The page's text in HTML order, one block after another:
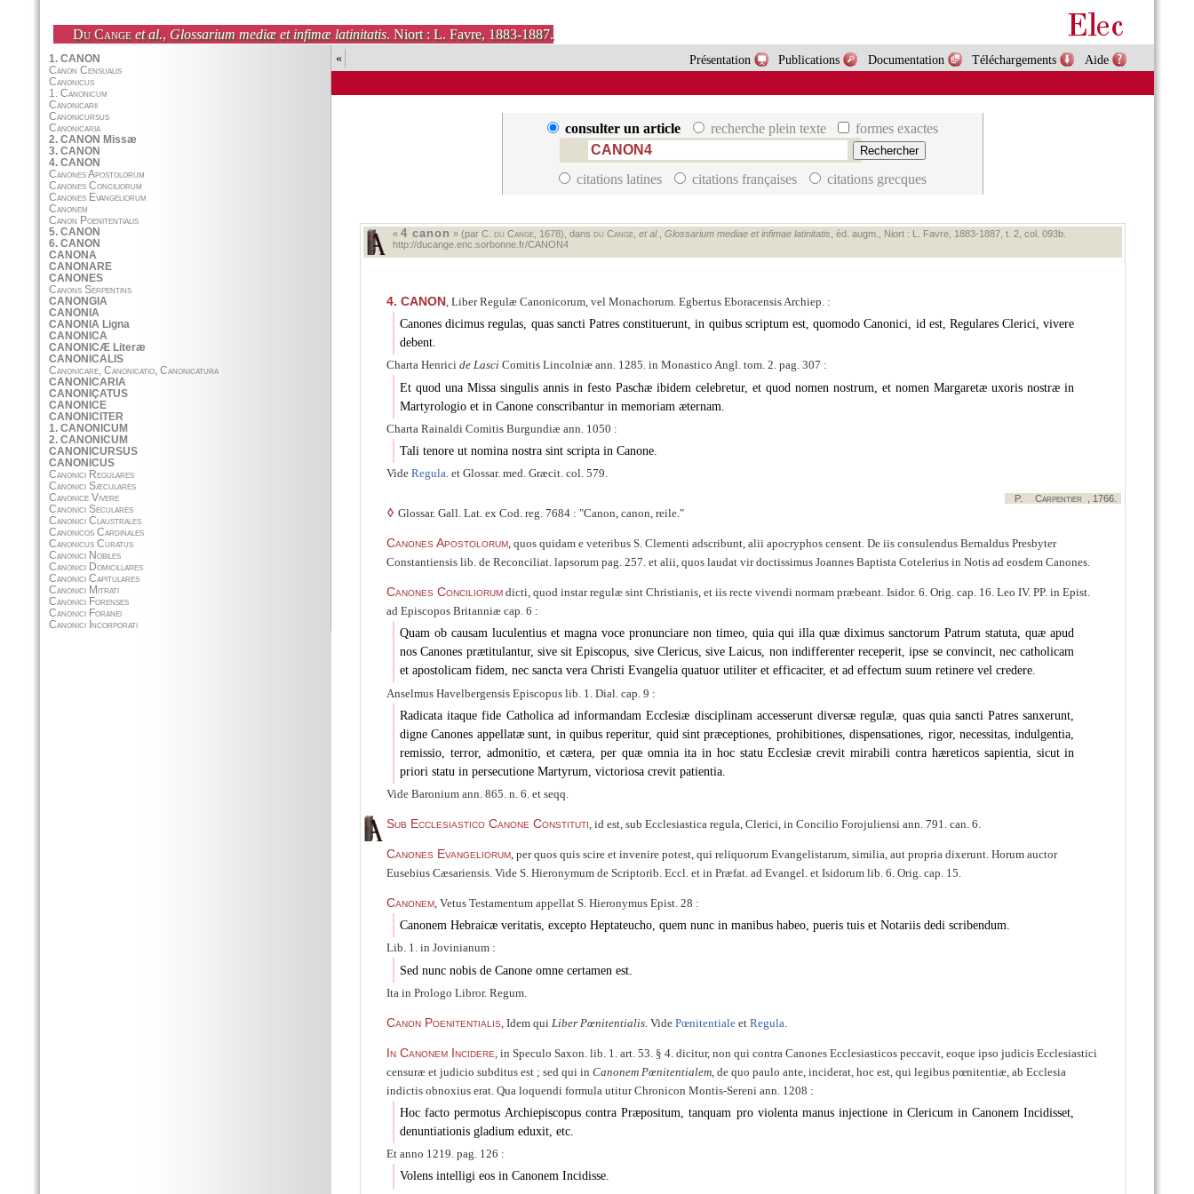
Du Cange et al., Glossarium mediæ et infimæ latinitatis. Niort : L. Favre, 1883-1887.
« Aide
Téléchargements
Documentation
Publications
Présentation
consulter un article recherche plein texte formes exactes
citations latines citations françaises citations grecques
« 4 canon » (par C. du Cange, 1678), dans du Cange, et al. Glossarium mediae et infimae latinitatis , éd. augm., Niort : L. Favre, 1883‑1887, t. 2, col. 093b.
http://ducange.enc.sorbonne.fr/CANON4
4. CANON, Liber Regulæ Canonicorum, vel Monachorum. Egbertus Eboracensis Archiep. :
Canones dicimus regulas, quas sancti Patres constituerunt, in quibus scriptum est, quomodo Canonici, id est, Regulares Clerici, vivere
debent.
Charta Henrici de Lasci Comitis Lincolniæ ann. 1285. in Monastico Angl. tom. 2. pag. 307 :
Et quod una Missa singulis annis in festo Paschæ ibidem celebretur, et quod nomen nostrum, et nomen Margaretæ uxoris nostræ in
Martyrologio et in Canone conscribantur in memoriam æternam.
Charta Rainaldi Comitis Burgundiæ ann. 1050 :
Tali tenore ut nomina nostra sint scripta in Canone.
Vide Regula. et Glossar. med. Græcit. col. 579.
P. Carpentier , 1766.
◊ Glossar. Gall. Lat. ex Cod. reg. 7684 : Canon, canon, reile.
Canones Apostolorum, quos quidam e veteribus S. Clementi adscribunt, alii apocryphos censent. De iis consulendus Bernaldus Presbyter
Constantiensis lib. de Reconciliat. lapsorum pag. 257. et alii, quos laudat vir doctissimus Joannes Baptista Cotelerius in Notis ad eosdem Canones.
Canones Conciliorumdicti, quod instar regulæ sint Christianis, et iis recte vivendi normam præbeant. Isidor. 6. Orig. cap. 16. Leo IV. PP. in Epist.
ad Episcopos Britanniæ cap. 6 :
Quam ob causam luculentius et magna voce pronunciare non timeo, quia qui illa quæ diximus sanctorum Patrum statuta, quæ apud
nos Canones prætitulantur, sive sit Episcopus, sive Clericus, sive Laicus, non indifferenter receperit, ipse se convincit, nec catholicam
et apostolicam fidem, nec sancta vera Christi Evangelia quatuor utiliter et efficaciter, et ad effectum suum retinere vel credere.
Anselmus Havelbergensis Episcopus lib. 1. Dial. cap. 9 :
Radicata itaque fide Catholica ad informandam Ecclesiæ disciplinam accesserunt diversæ regulæ, quas quia sancti Patres sanxerunt,
digne Canones appellatæ sunt, in quibus reperitur, quid sint præceptiones, prohibitiones, dispensationes, rigor, necessitas, indulgentia,
remissio, terror, admonitio, et cætera, per quæ omnia ita in hoc statu Ecclesiæ crevit mirabili contra hæreticos sapientia, sicut in
priori statu in persecutione Martyrum, victoriosa crevit patientia.
Vide Baronium ann. 865. n. 6. et seqq.
Sub Ecclesiastico Canone Constituti, id est, sub Ecclesiastica regula, Clerici, in Concilio Forojuliensi ann. 791. can. 6.
Canones Evangeliorum, per quos quis scire et invenire potest, qui reliquorum Evangelistarum, similia, aut propria dixerunt. Horum auctor
Eusebius Cæsariensis. Vide S. Hieronymum de Scriptorib. Eccl. et in Præfat. ad Evangel. et Isidorum lib. 6. Orig. cap. 15.
Canonem, Vetus Testamentum appellat S. Hieronymus Epist. 28 :
Canonem Hebraicæ veritatis, excepto Heptateucho, quem nunc in manibus habeo, pueris tuis et Notariis dedi scribendum.
Lib. 1. in Jovinianum :
Sed nunc nobis de Canone omne certamen est.
Ita in Prologo Libror. Regum.
Canon Poenitentialis , Idem qui Liber Pœnitentialis. Vide Pœnitentialeet Regula
In Canonem Incidere , in Speculo Saxon. lib. 1. art. 53. § 4. dicitur, non qui contra Canones Ecclesiasticos peccavit, eoque ipso judicis Ecclesiastici
censuræ et judicio subditus est ; sed qui in Canonem Pœnitentialem, de quo paulo ante, inciderat, hoc est, qui legibus pœnitentiæ, ab Ecclesia
indictis obnoxius erat. Qua loquendi formula utitur Chronicon Montis-Sereni ann. 1208 :
Hoc facto permotus Archiepiscopus contra Præpositum, tanquam pro violenta manus injectione in Clericum in Canonem Incidisset,
denuntiationis gladium eduxit, etc.
Et anno 1219. pag. 126 :
Volens intelligi eos in Canonem Incidisse.